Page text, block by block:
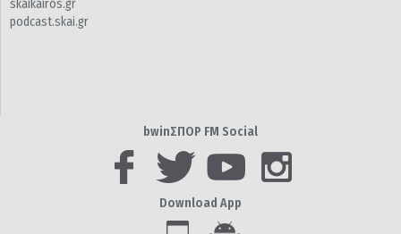
skaikairos.gr
podcast.skai.gr
bwinΣΠΟΡ FM Social
Download App